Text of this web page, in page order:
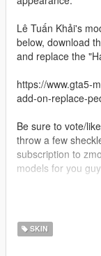
Lê Tuấn Khải's
below, download
and replace the
https://www.gta5-
add-on-replace-
Be sure to vote/
throw a few
subscription to
models for you
Thanks for
SKIN